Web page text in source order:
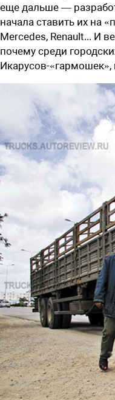
еще дальше —
начала ставить их на
Mercedes, Renault... И
почему среди
Икарусов-«гармошек»,